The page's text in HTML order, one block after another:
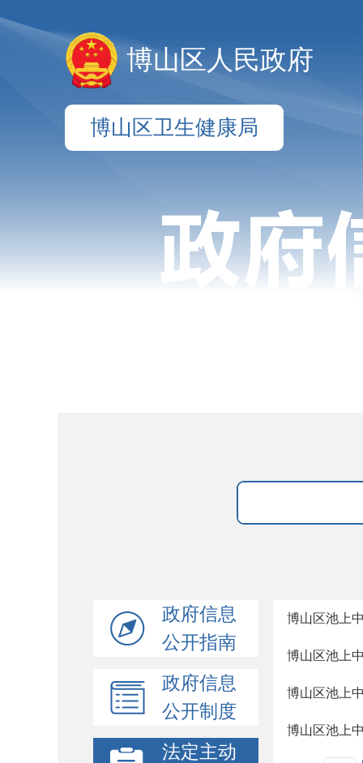
博山区人民政府
博山区卫生健康局
政府信息
公开指南
政府信息
公开制度
法定主动
博山区池上
博山区池上
博山区池上
博山区池上